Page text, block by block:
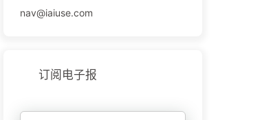
nav@iaiuse.com
订阅电子报